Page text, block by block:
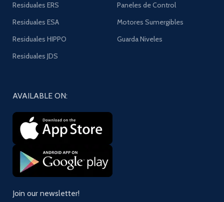
Residuales ERS
Residuales ESA
Residuales HIPPO
Residuales JDS
Paneles de Control
Motores Sumergibles
Guarda Niveles
AVAILABLE ON:
Join our newsletter!